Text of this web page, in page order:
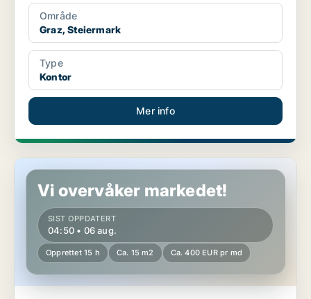
Område
Graz, Steiermark
Type
Kontor
Mer info
Kontor i Fürstenfeld, Steiermark
Vi overvåker markedet!
SIST OPPDATERT
04:50 • 06 aug.
Opprettet 15 h Ca. 15 m2 Ca. 400 EUR pr md